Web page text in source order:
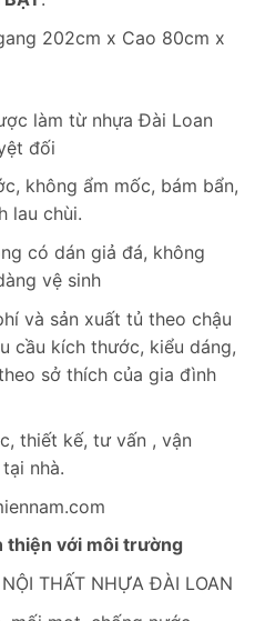
202cm x Cao 80cm x
làm từ nhựa Đài Loan
đối
không ẩm mốc, bám bẩn,
lau chùi.
có dán giả đá, không
vệ sinh
và sản xuất tủ theo chậu
cầu kích thước, kiểu dáng,
sở thích của gia đình
thiết kế, tư vấn , vận
nhà.
thiện với môi trường
THẤT NHỰA ĐÀI LOAN